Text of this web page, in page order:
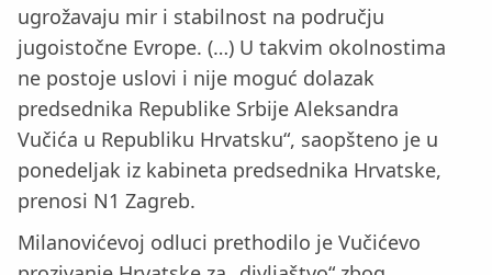
ugrožavaju mir i stabilnost na području
jugoistočne Evrope. (…) U takvim okolnostima
ne postoje uslovi i nije moguć dolazak
predsednika Republike Srbije Aleksandra
Vučića u Republiku Hrvatsku“, saopšteno je u
ponedeljak iz kabineta predsednika Hrvatske,
prenosi N1 Zagreb.
Milanovićevoj odluci prethodilo je Vučićevo